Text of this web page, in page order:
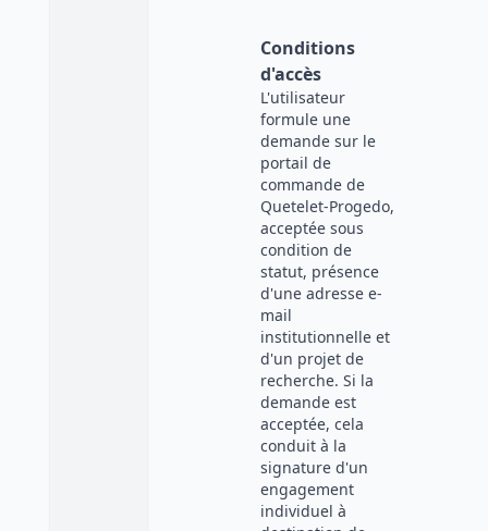
Conditions
d'accès
L'utilisateur
formule une
demande sur le
portail de
commande de
Quetelet-Progedo,
acceptée sous
condition de
statut, présence
d'une adresse e-
mail
institutionnelle et
d'un projet de
recherche. Si la
demande est
acceptée, cela
conduit à la
signature d'un
engagement
individuel à